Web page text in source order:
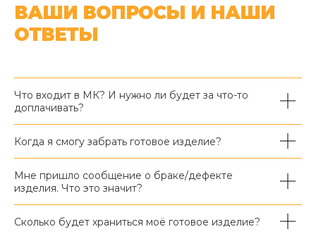
ВАШИ ВОПРОСЫ И НАШИ
ОТВЕТЫ
Что входит в МК? И нужно ли будет за что-то
доплачивать?
Когда я смогу забрать готовое изделие?
Мне пришло сообщение о браке/дефекте
изделия. Что это значит?
Сколько будет храниться моё готовое изделие?